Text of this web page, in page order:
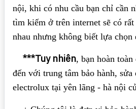
nội, khi có nhu cầu bạn chỉ cần
tìm kiếm ở trên internet sẽ có
nhau nhưng không biết lựa
***Tuy nhiên, bạn hoàn
đến với trung tâm bảo hành, sửa
electrolux tại yên lãng - hà nội